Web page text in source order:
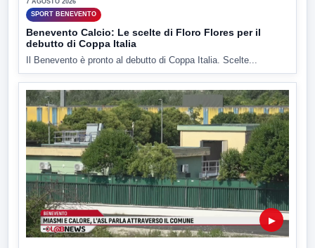
SPORT BENEVENTO
Benevento Calcio: Le scelte di Floro Flores per il
debutto di Coppa Italia
Il Benevento è pronto al debutto di Coppa Italia. Scelte...
▶